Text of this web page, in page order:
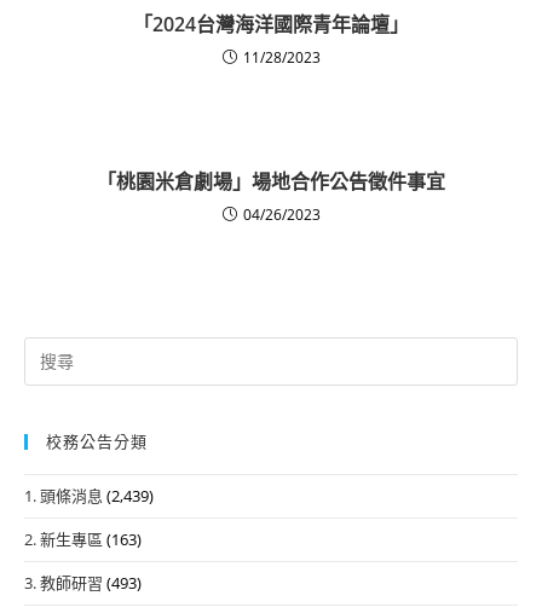
「2024台灣海洋國際青年論壇」
11/28/2023
「桃園米倉劇場」場地合作公告徵件事宜
04/26/2023
Search
for:
校務公告分類
1. 頭條消息 (2,439)
2. 新生專區 (163)
3. 教師研習 (493)